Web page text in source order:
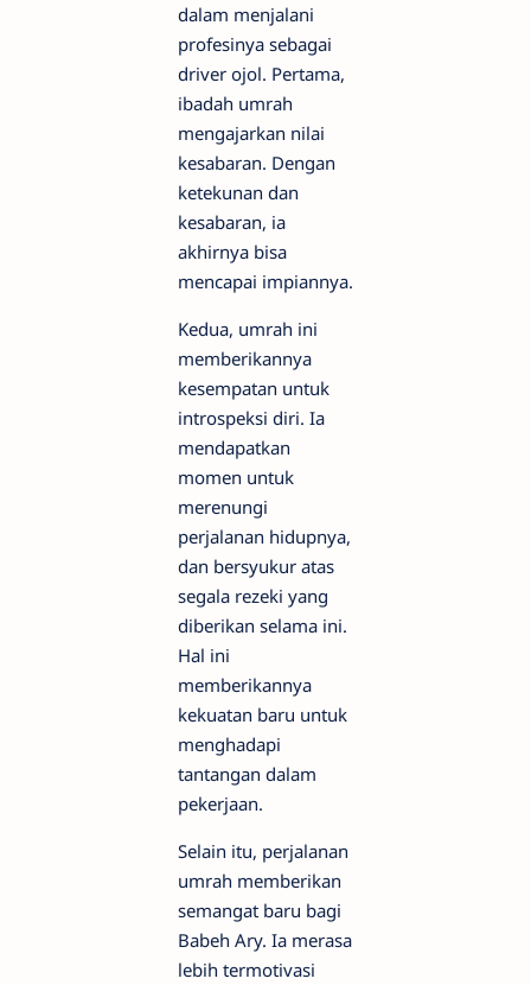
dalam menjalani
profesinya sebagai
driver ojol. Pertama,
ibadah umrah
mengajarkan nilai
kesabaran. Dengan
ketekunan dan
kesabaran, ia
akhirnya bisa
mencapai impiannya.
Kedua, umrah ini
memberikannya
kesempatan untuk
introspeksi diri. Ia
mendapatkan
momen untuk
merenungi
perjalanan hidupnya,
dan bersyukur atas
segala rezeki yang
diberikan selama ini.
Hal ini
memberikannya
kekuatan baru untuk
menghadapi
tantangan dalam
pekerjaan.
Selain itu, perjalanan
umrah memberikan
semangat baru bagi
Babeh Ary. Ia merasa
lebih termotivasi